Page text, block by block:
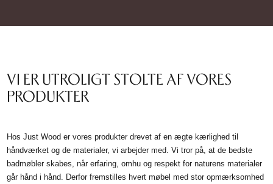
VI ER UTROLIGT STOLTE AF VORES
PRODUKTER
Hos Just Wood er vores produkter drevet af en ægte kærlighed til
håndværket og de materialer, vi arbejder med. Vi tror på, at de bedste
badmøbler skabes, når erfaring, omhu og respekt for naturens materialer
går hånd i hånd. Derfor fremstilles hvert møbel med stor opmærksomhed